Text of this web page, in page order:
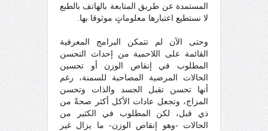
المستمدة عن طريق المتابعة بالهاتف بالطبع
لا نستطيع اعتبارها معلوماتٍ موثوقا بها.
وحتى الآن لم تتمكن البرامج المعرفية
القائمة على اللاحمية من إحداث التحسن
المطلوب في إنقاص الوزن أو تحسين
الحالات المرضية المصاحبة للسمنة، رغم
أنها تحسن تقبل الجسد والذات وتحسن
المزاج، وتجعل عادات الأكل أكثر صحةً من
ذي قبل، لكن المطلوب في الكثير من
الحالات -وهو إنقاص الوزن- ما يزال غير